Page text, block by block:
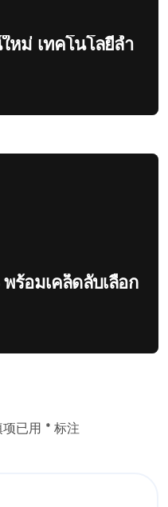
หม่ เทคโนโลยีล้ำ
พร้อมเคล็ดลับเลือก
项已用 * 标注